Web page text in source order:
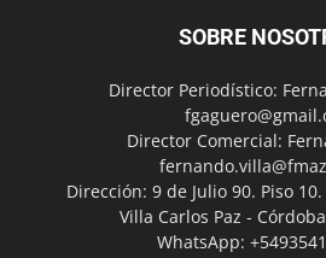
SOBRE
Director Periodístico:
Director Comercial:
Dirección: 9 de Julio 90. Piso 10.
Villa Carlos Paz -
WhatsApp: